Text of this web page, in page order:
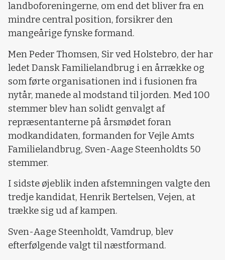
landboforeningerne, om end det bliver fra en
mindre central position, forsikrer den
mangeårige fynske formand.
Men Peder Thomsen, Sir ved Holstebro, der har
ledet Dansk Familielandbrug i en årrække og
som førte organisationen ind i fusionen fra
nytår, manede al modstand til jorden. Med 100
stemmer blev han solidt genvalgt af
repræsentanterne på årsmødet foran
modkandidaten, formanden for Vejle Amts
Familielandbrug, Sven-Aage Steenholdts 50
stemmer.
I sidste øjeblik inden afstemningen valgte den
tredje kandidat, Henrik Bertelsen, Vejen, at
trække sig ud af kampen.
Sven-Aage Steenholdt, Vamdrup, blev
efterfølgende valgt til næstformand.